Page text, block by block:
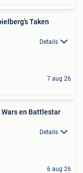
Taken
Details
7 aug 26
Wars en Battlestar
Details
6 aug 26